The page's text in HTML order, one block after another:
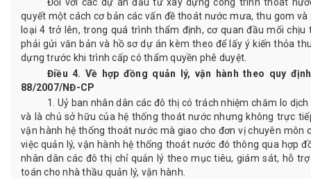
quyết một cách cơ bản các vấn đề thoát nước mưa, thu gom
loại 4 trở lên, trong quá trình thẩm định, cơ quan đầu mối
phải gửi văn bản và hồ sơ dự án kèm theo để lấy ý kiến thỏa
dựng trước khi trình cấp có thẩm quyền phê duyệt.
Điều 4. Về hợp đồng quản lý, vận hành theo quy
88/2007/NĐ-CP
1. Uỷ ban nhân dân các đô thị có trách nhiệm chăm lo
và là chủ sở hữu của hệ thống thoát nước nhưng không trực
vận hành hệ thống thoát nước mà giao cho đơn vị chuyên môn
việc quản lý, vận hành hệ thống thoát nước đó thông qua hợp
nhân dân các đô thị chỉ quản lý theo mục tiêu, giám sát, hỗ
toán cho nhà thầu quản lý, vận hành.